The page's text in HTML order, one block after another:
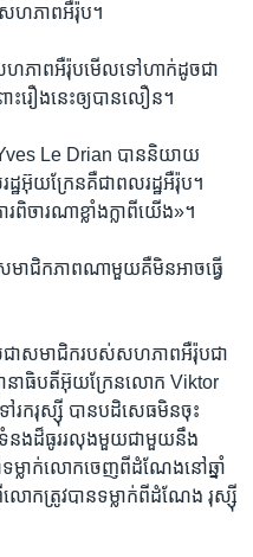
ហភាព​អឺរ៉ុប។
ភាព​អឺរ៉ុប​មើល​ទៅ​ហាក់​ដូចជា​
ោះ​រឿង​នេះ​ឲ្យ​បាន​លឿន។
Yves Le Drian បាន​និយាយ​
ឋ​អ៊ុយក្រែន​គឺជា​ពលរដ្ឋ​អឺរ៉ុប។
ពិចារណា​ខ្លាំងក្លា​ពី​យើង»។
សមាជិកភាព​ណា​មួយ​គឺ​មិន​អាច​ធ្វើ​
ជា​សមាជិក​របស់​សហភាព​អឺរ៉ុប​ជា​
ាធិបតី​អ៊ុយក្រែន​លោក Viktor
ៅ​រក​រុស្ស៊ី បាន​បដិសេធ​មិន​ចុះ​
ក់ទំនង​ដ៏​ធូរ​រលុង​មួយ​ជាមួយ​នឹង​
ទម្លាក់​លោក​ចេញ​ពី​ដំណែង​នៅ​ឆ្នាំ
ោក​ត្រូវ​បាន​ទម្លាក់​ពី​ដំណែង រុស្ស៊ី​